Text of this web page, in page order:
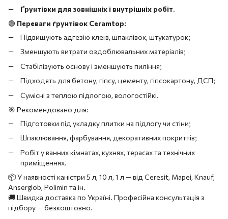
Ґрунтівки для зовнішніх і внутрішніх робіт.
🟢 Переваги ґрунтівок Ceramtop:
Підвищують адгезію клеїв, шпаклівок, штукатурок;
Зменшують витрати оздоблювальних матеріалів;
Стабілізують основу і зменшують пиління;
Підходять для бетону, гіпсу, цементу, гіпсокартону, ДСП;
Сумісні з теплою підлогою, вологостійкі.
🎯 Рекомендовано для:
Підготовки під укладку плитки на підлогу чи стіни;
Шпаклювання, фарбування, декоративних покриттів;
Робіт у ванних кімнатах, кухнях, терасах та технічних
приміщеннях.
📦 У наявності каністри 5 л, 10 л, 1 л — від Ceresit, Mapei, Knauf,
Anserglob, Polimin та ін.
🚚 Швидка доставка по Україні. Професійна консультація з
підбору — безкоштовно.